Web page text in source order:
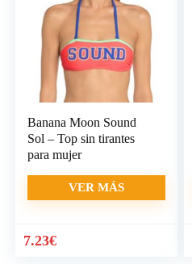
Banana Moon Sound
Sol – Top sin tirantes
para mujer
VER MÁS
7.23€